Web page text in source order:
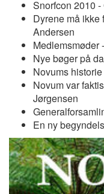
Snorfcon 2010
Dyrene må ikke
Andersen
Medlemsmøder
Nye bøger på
Novums
Novum var
Jørgensen
En ny